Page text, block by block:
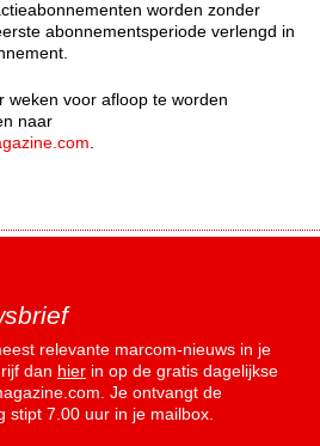
worden zonder
abonnementsperiode verlengd in
weken voor afloop te worden
naar
relevante marcom-nieuws in je
dan hier in op de gratis dagelijkse
Je ontvangt de
stipt 7.00 uur in je mailbox.